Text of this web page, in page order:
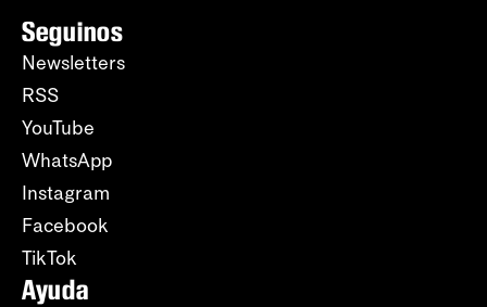
Seguinos
Newsletters
RSS
YouTube
WhatsApp
Instagram
Facebook
TikTok
Ayuda